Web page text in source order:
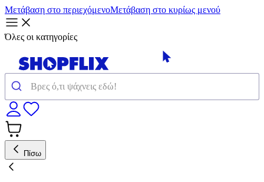
Μετάβαση στο περιεχόμενοΜετάβαση στο κυρίως μενού
Όλες οι κατηγορίες
Πίσω